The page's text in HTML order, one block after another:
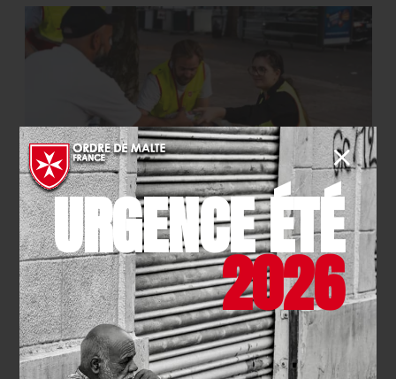
SOLIDARITÉ- 21.07.2026
La maraude pédestre de Clichy
fête son premier anniversaire !
EN SAVOIR PLUS
URGENCE ÉTÉ
2026